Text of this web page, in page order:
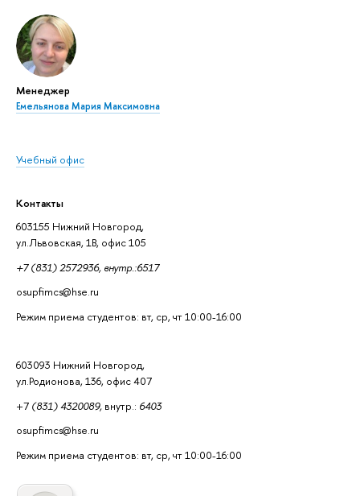
Менеджер
Емельянова Мария Максимовна
Учебный офис
Контакты
603155 Нижний Новгород,
ул.Львовская, 1В, офис 105
+7 (831) 2572936, внутр.:6517
osupfimcs@hse.ru
Режим приема студентов: вт, ср, чт 10:00-16:00
603093 Нижний Новгород,
ул.Родионова, 136, офис 407
+7 (831) 4320089, внутр.: 6403
osupfimcs@hse.ru
Режим приема студентов: вт, ср, чт 10:00-16:00